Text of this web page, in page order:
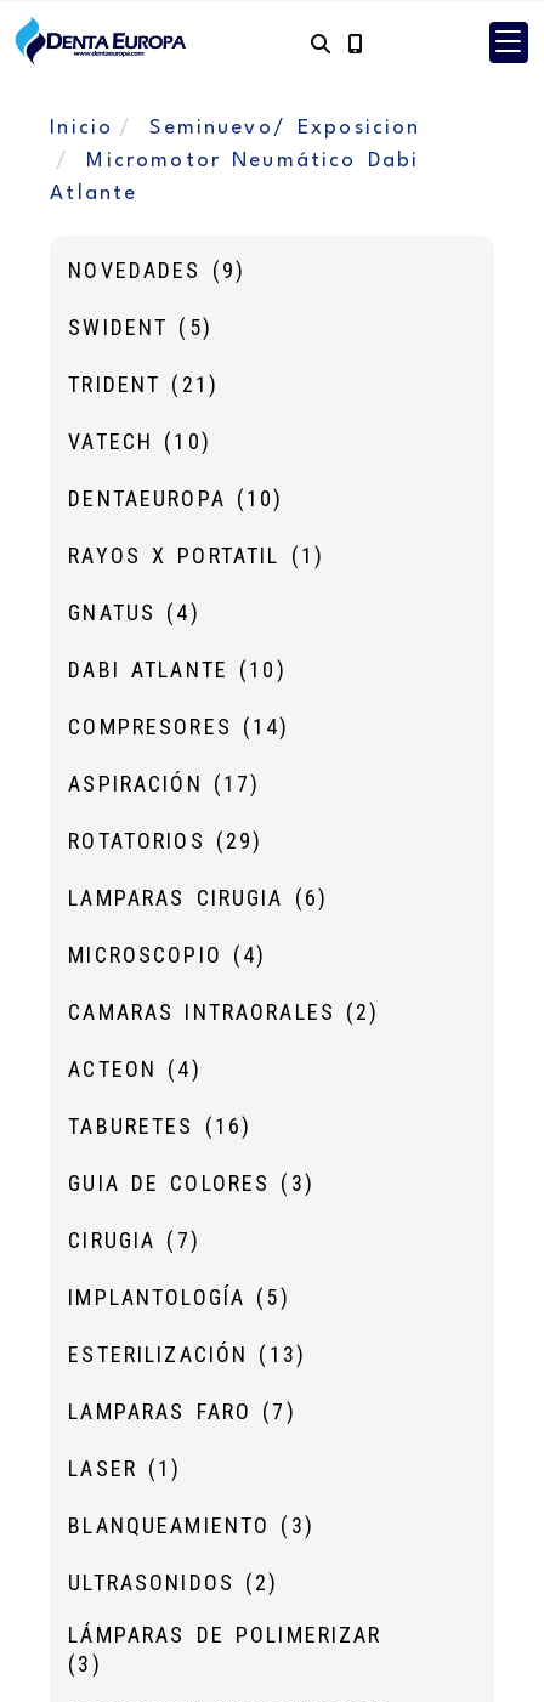
Inicio
Seminuevo/ Exposicion
Micromotor Neumático Dabi
Atlante
NOVEDADES (9)
SWIDENT (5)
TRIDENT (21)
VATECH (10)
DENTAEUROPA (10)
RAYOS X PORTATIL (1)
GNATUS (4)
DABI ATLANTE (10)
COMPRESORES (14)
ASPIRACIÓN (17)
ROTATORIOS (29)
LAMPARAS CIRUGIA (6)
MICROSCOPIO (4)
CAMARAS INTRAORALES (2)
ACTEON (4)
TABURETES (16)
GUIA DE COLORES (3)
CIRUGIA (7)
IMPLANTOLOGÍA (5)
ESTERILIZACIÓN (13)
LAMPARAS FARO (7)
LASER (1)
BLANQUEAMIENTO (3)
ULTRASONIDOS (2)
LÁMPARAS DE POLIMERIZAR
(3)